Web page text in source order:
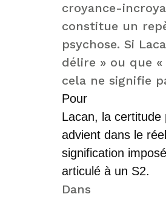
croyance-
constitue un
psychose. Si
délire » ou que
cela ne signifie
Pour
Lacan, la certitude
advient dans le
signification
articulé à un S2.
Dans